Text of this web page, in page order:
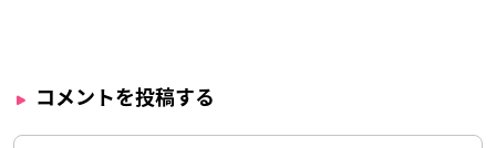
コメントを投稿する